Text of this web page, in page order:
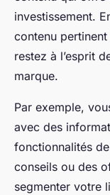
investissement.
contenu
restez à l’esprit
marque.
Par exemple,
avec des
fonctionnalités
conseils ou des
segmenter votre